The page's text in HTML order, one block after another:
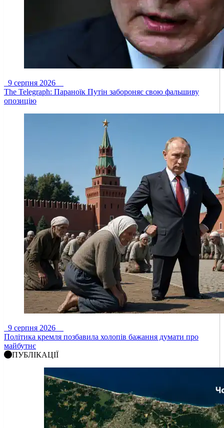
9 серпня 2026
The Telegraph: Параноїк Путін забороняє свою фальшиву
опозицію
9 серпня 2026
Політика кремля позбавила холопів бажання думати про
майбутнє
ПУБЛІКАЦІЇ